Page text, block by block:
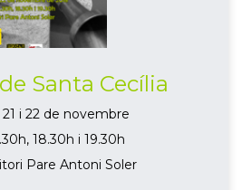
Santa Cecília
21 i 22 de novembre
18.30h i 19.30h
Pare Antoni Soler